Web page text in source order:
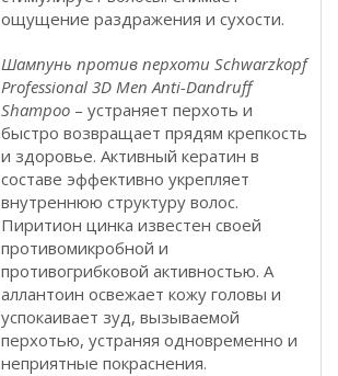
ощущение раздражения и сухости.
Шампунь против перхоти Schwarzkopf
Professional 3D Men Anti-Dandruff
Shampoo – устраняет перхоть и
быстро возвращает прядям крепкость
и здоровье. Активный кератин в
составе эффективно укрепляет
внутреннюю структуру волос.
Пиритион цинка известен своей
противомикробной и
противогрибковой активностью. А
аллантоин освежает кожу головы и
успокаивает зуд, вызываемой
перхотью, устраняя одновременно и
неприятные покраснения.